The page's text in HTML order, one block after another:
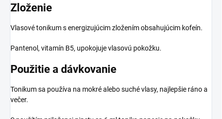
Zloženie
Vlasové tonikum s energizujúcim zložením obsahujúcim kofeín.
Pantenol, vitamín B5, upokojuje vlasovú pokožku.
Použitie a dávkovanie
Tonikum sa používa na mokré alebo suché vlasy, najlepšie ráno a
večer.